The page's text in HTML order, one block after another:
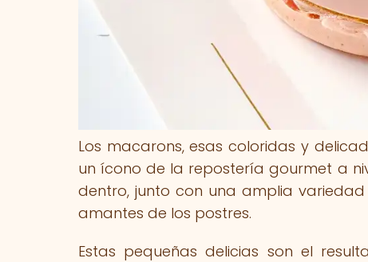
Los macarons, esas coloridas y
un ícono de la repostería gourmet a
dentro, junto con una amplia
amantes de los postres.
Estas pequeñas delicias son el